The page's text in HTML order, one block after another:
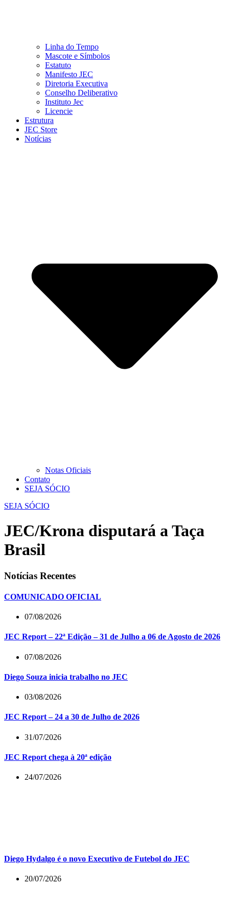
Linha do Tempo
Mascote e Símbolos
Estatuto
Manifesto JEC
Diretoria Executiva
Conselho Deliberativo
Instituto Jec
Licencie
Estrutura
JEC Store
Notícias
Notas Oficiais
Contato
SEJA SÓCIO
SEJA SÓCIO
JEC/Krona disputará a Taça
Brasil
Notícias Recentes
COMUNICADO OFICIAL
07/08/2026
JEC Report – 22ª Edição – 31 de Julho a 06 de Agosto de 2026
07/08/2026
Diego Souza inicia trabalho no JEC
03/08/2026
JEC Report – 24 a 30 de Julho de 2026
31/07/2026
JEC Report chega à 20ª edição
24/07/2026
Diego Hydalgo é o novo Executivo de Futebol do JEC
20/07/2026